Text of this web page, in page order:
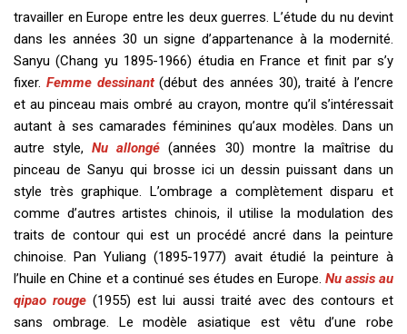
travailler en Europe entre les deux guerres. L’étude du nu devint
dans les années 30 un signe d’appartenance à la modernité.
Sanyu (Chang yu 1895-1966) étudia en France et finit par s’y
fixer. Femme dessinant(début des années 30), traité à l’encre
et au pinceau mais ombré au crayon, montre qu’il s’intéressait
autant à ses camarades féminines qu’aux modèles. Dans un
autre style,Nu allongé (années 30) montre la maîtrise du
pinceau de Sanyu qui brosse ici un dessin puissant dans un
style très graphique. L’ombrage a complètement disparu et
comme d’autres artistes chinois, il utilise la modulation des
traits de contour qui est un procédé ancré dans la peinture
chinoise. Pan Yuliang (1895-1977) avait étudié la peinture à
l’huile en Chine et a continué ses études en Europe. Nu assis au
qipao rouge (1955) est lui aussi traité avec des contours et
sans ombrage. Le modèle asiatique est vêtu d’une robe